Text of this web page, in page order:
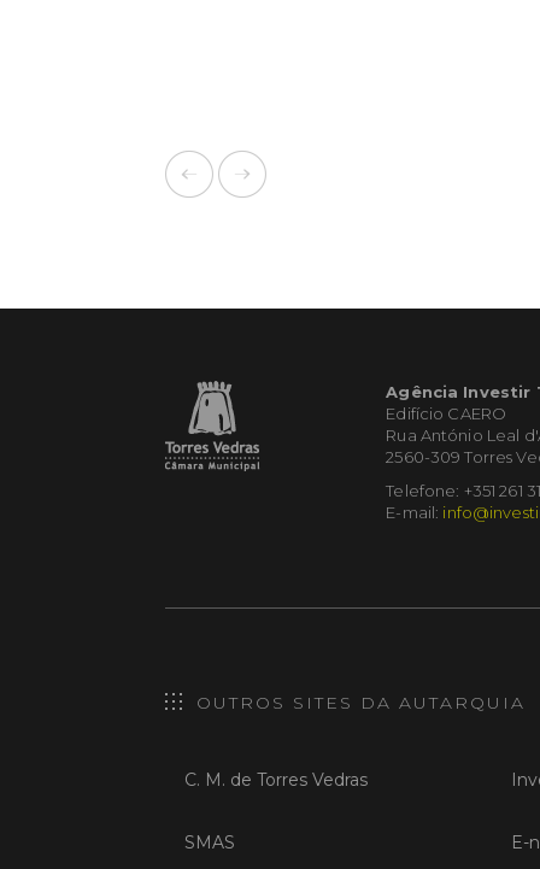
Agência Investir
Edifício CAERO
Rua António Leal
2560-309 Torres
Telefone: +351 261
E-mail:
OUTROS SITES DA AUTARQUIA
C. M. de Torres Vedras
SMAS E-